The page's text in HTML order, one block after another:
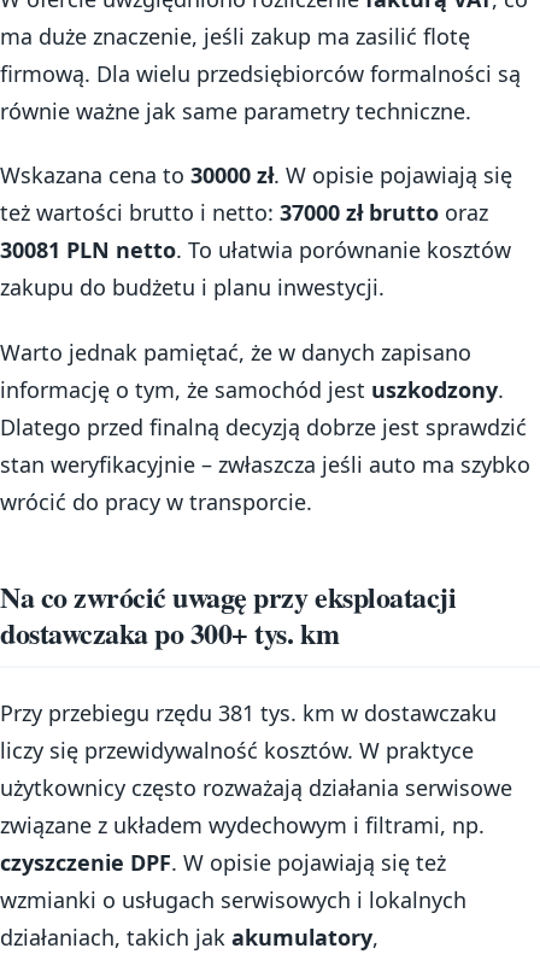
ma duże znaczenie, jeśli zakup ma zasilić flotę
firmową. Dla wielu przedsiębiorców formalności są
równie ważne jak same parametry techniczne.
Wskazana cena to 30000 zł. W opisie pojawiają się
też wartości brutto i netto: 37000 zł brutto oraz
30081 PLN netto. To ułatwia porównanie kosztów
zakupu do budżetu i planu inwestycji.
Warto jednak pamiętać, że w danych zapisano
informację o tym, że samochód jest uszkodzony.
Dlatego przed finalną decyzją dobrze jest sprawdzić
stan weryfikacyjnie – zwłaszcza jeśli auto ma szybko
wrócić do pracy w transporcie.
Na co zwrócić uwagę przy eksploatacji
dostawczaka po 300+ tys. km
Przy przebiegu rzędu 381 tys. km w dostawczaku
liczy się przewidywalność kosztów. W praktyce
użytkownicy często rozważają działania serwisowe
związane z układem wydechowym i filtrami, np.
czyszczenie DPF. W opisie pojawiają się też
wzmianki o usługach serwisowych i lokalnych
działaniach, takich jak akumulatory,